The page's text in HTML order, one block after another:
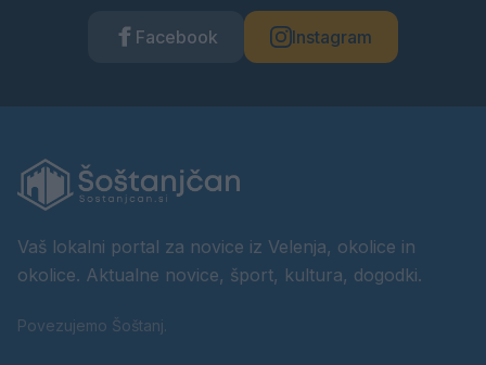
Facebook Instagram
Vaš lokalni portal za novice iz Velenja, okolice in
okolice. Aktualne novice, šport, kultura, dogodki.
Povezujemo Šoštanj.